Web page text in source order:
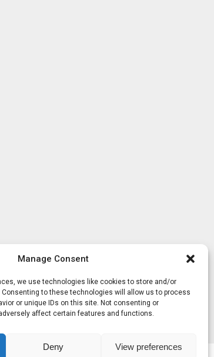
Manage Consent
we use technologies like cookies to store and/or
to these technologies will allow us to process
or unique IDs on this site. Not consenting or
affect certain features and functions.
Deny View preferences